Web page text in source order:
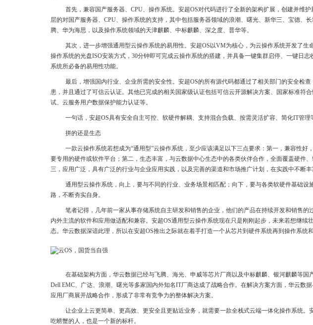
首先，兼容国产服务器、CPU、操作系统。安超OS对代码进行了全新的架构扩展，创建并维
层的对国产服务器、CPU、操作系统的支持，其中包括服务器领域的浪潮、曙光、新华三、宝德、
腾、华为海思，以及操作系统领域的天津麒麟、中标麒麟、深之度、普华等。
其次，进一步增强通用型云操作系统的易用性。安超OS以VM为核心，为云操作系统开发了生
操作系统的光盘ISO安装方式，30分钟即可完成云操作系统的搭建，并具备一键集群启停、一键日
系统所必备的易用性功能。
最后，增强国内行业、企业所需的安全性。安超OS的所有源代码都通过了相关部门的安全检
患，并且通过了可信云认证。其他已完成的相关国家级认证包括可信云开源解决方案、国家标准符
试、云服务用户数据保护能力认证等。
一句话，安超OS具有安全自主可控、软硬件解耦、支持混合负载、按需灵活扩容、简化IT管理
拼的还是生态
一款云操作系统若想成为“通用型”云操作系统，至少应该满足以下三点要求：第一，兼容性好
要专用的硬件或软件平台；第二，生态丰富，与云数据中心生态中的各类伙伴合作，全面覆盖硬件
三，应用广泛，具有广泛的行业与企业应用实践，以及完善的渠道和市场推广计划，在实践中不断丰
通用型云操作系统，向上，要与不同的行业、业务场景相匹配；向下，要与各类软硬件基础设
路，不断夯实自身。
笔者记得，几年前一家从事存储系统自主研发和销售的企业，他们的产品在持续开发和销售的
内外主流的软件和应用做适配和兼容。安超OS通用型云操作系统现在只是刚刚起步，未来若想继续
态。华云数据深谙此理，所以在安超OS推出之际就在着手打造一个从芯片到硬件系统再到操作系统
在基础架构方面，华云数据已经与飞腾、海光、申威等芯片厂商以及中标麒麟、银河麒麟等国
Dell EMC、广达、浪潮、曙光等多家国内外知名IT厂商达成了战略合作。在解决方案方面，华云数
应用厂商展开战略合作，形成了非常有竞争力的整体解决方案。
让企业上云更简单、更高效、更安全且更贴近业务，就需要一款全栈式云端一体化操作系统。
吃螃蟹的人，也是一个新的标杆。